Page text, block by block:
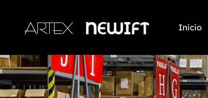
Inicio